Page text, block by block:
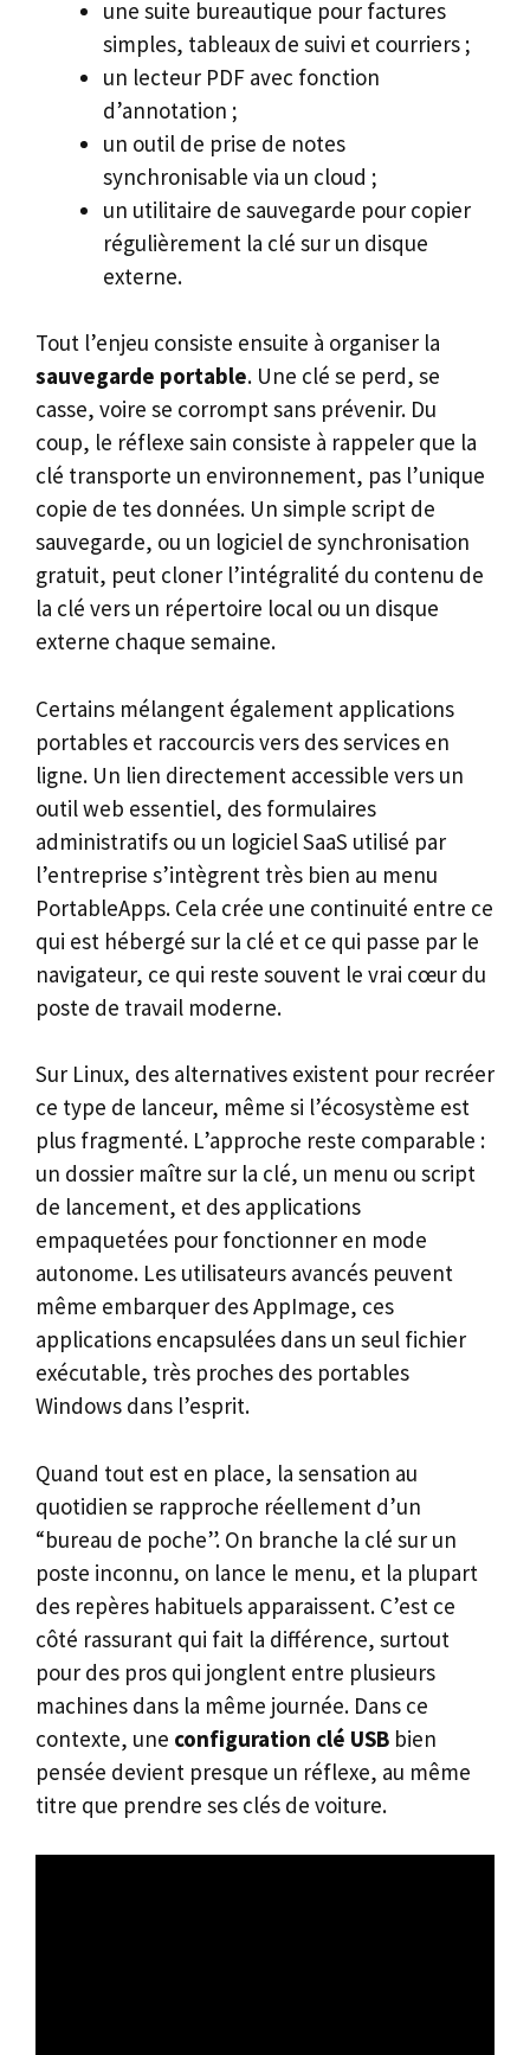
une suite bureautique pour factures
simples, tableaux de suivi et courriers ;
un lecteur PDF avec fonction
d’annotation ;
un outil de prise de notes
synchronisable via un cloud ;
un utilitaire de sauvegarde pour copier
régulièrement la clé sur un disque
externe.
Tout l’enjeu consiste ensuite à organiser la
sauvegarde portable. Une clé se perd, se
casse, voire se corrompt sans prévenir. Du
coup, le réflexe sain consiste à rappeler que la
clé transporte un environnement, pas l’unique
copie de tes données. Un simple script de
sauvegarde, ou un logiciel de synchronisation
gratuit, peut cloner l’intégralité du contenu de
la clé vers un répertoire local ou un disque
externe chaque semaine.
Certains mélangent également applications
portables et raccourcis vers des services en
ligne. Un lien directement accessible vers un
outil web essentiel, des formulaires
administratifs ou un logiciel SaaS utilisé par
l’entreprise s’intègrent très bien au menu
PortableApps. Cela crée une continuité entre ce
qui est hébergé sur la clé et ce qui passe par le
navigateur, ce qui reste souvent le vrai cœur du
poste de travail moderne.
Sur Linux, des alternatives existent pour recréer
ce type de lanceur, même si l’écosystème est
plus fragmenté. L’approche reste comparable :
un dossier maître sur la clé, un menu ou script
de lancement, et des applications
empaquetées pour fonctionner en mode
autonome. Les utilisateurs avancés peuvent
même embarquer des AppImage, ces
applications encapsulées dans un seul fichier
exécutable, très proches des portables
Windows dans l’esprit.
Quand tout est en place, la sensation au
quotidien se rapproche réellement d’un
“bureau de poche”. On branche la clé sur un
poste inconnu, on lance le menu, et la plupart
des repères habituels apparaissent. C’est ce
côté rassurant qui fait la différence, surtout
pour des pros qui jonglent entre plusieurs
machines dans la même journée. Dans ce
contexte, une configuration clé USB bien
pensée devient presque un réflexe, au même
titre que prendre ses clés de voiture.